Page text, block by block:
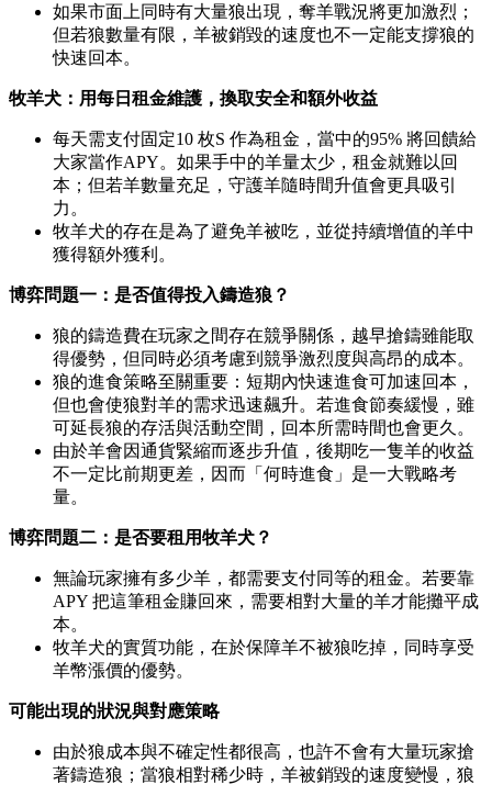
如果市面上同時有大量狼出現，奪羊戰況將更加激烈；
但若狼數量有限，羊被銷毀的速度也不一定能支撐狼的
快速回本。
牧羊犬：用每日租金維護，換取安全和額外收益
每天需支付固定10 枚S 作為租金，當中的95% 將回饋給
大家當作APY。如果手中的羊量太少，租金就難以回
本；但若羊數量充足，守護羊隨時間升值會更具吸引
力。
牧羊犬的存在是為了避免羊被吃，並從持續增值的羊中
獲得額外獲利。
博弈問題一：是否值得投入鑄造狼？
狼的鑄造費在玩家之間存在競爭關係，越早搶鑄雖能取
得優勢，但同時必須考慮到競爭激烈度與高昂的成本。
狼的進食策略至關重要：短期內快速進食可加速回本，
但也會使狼對羊的需求迅速飆升。若進食節奏緩慢，雖
可延長狼的存活與活動空間，回本所需時間也會更久。
由於羊會因通貨緊縮而逐步升值，後期吃一隻羊的收益
不一定比前期更差，因而「何時進食」是一大戰略考
量。
博弈問題二：是否要租用牧羊犬？
無論玩家擁有多少羊，都需要支付同等的租金。若要靠
APY 把這筆租金賺回來，需要相對大量的羊才能攤平成
本。
牧羊犬的實質功能，在於保障羊不被狼吃掉，同時享受
羊幣漲價的優勢。
可能出現的狀況與對應策略
由於狼成本與不確定性都很高，也許不會有大量玩家搶
著鑄造狼；當狼相對稀少時，羊被銷毀的速度變慢，狼